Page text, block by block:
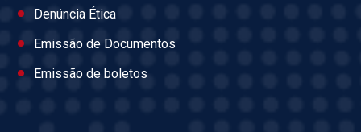
Denúncia Ética
Emissão de Documentos
Emissão de boletos